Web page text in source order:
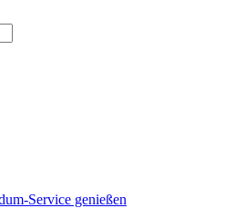
Service genießen